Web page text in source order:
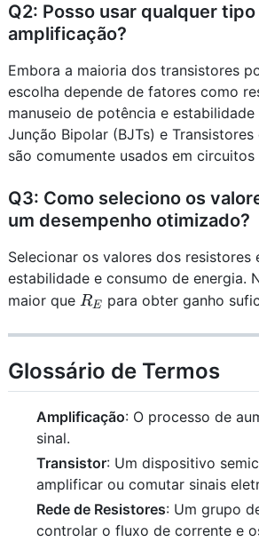
Q2: Posso usar qualquer
amplificação?
Embora a maioria dos transistores
escolha depende de fatores como
manuseio de potência e
Junção Bipolar (BJTs) e
são comumente usados em
Q3: Como seleciono os
um desempenho otimizado?
Selecionar os valores dos resistores
estabilidade e consumo de energia.
maior que R_E
RE para obter ganho
Glossário de Termos
Amplificação: O processo de
sinal.
Transistor: Um dispositivo
amplificar ou comutar sinais
Rede de Resistores: Um grupo
controlar o fluxo de corrente e